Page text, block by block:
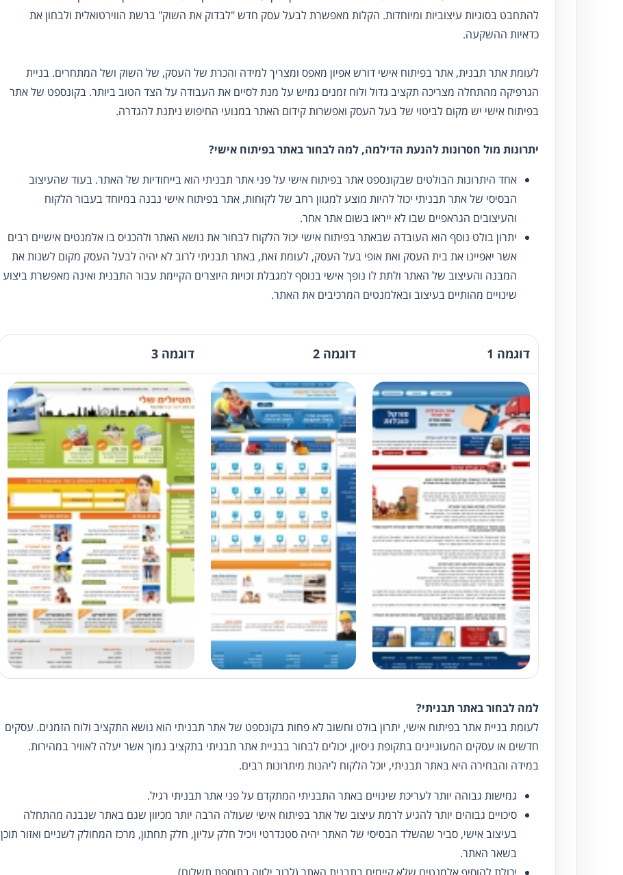
להתחבט בסוגיות עיצוביות ומיוחדות. הקלות מאפשרת לבעל עסק חדש "לבדוק את השוק" ברשת הווירטואלית ולבחון את
כדאיות ההשקעה.
לעומת אתר תבנית, אתר בפיתוח אישי דורש אפיון מאפס ומצריך למידה והכרת של העסק, של השוק ושל המתחרים. בניית
הגרפיקה מהתחלה מצריכה תקציב גדול ולוח זמנים גמיש על מנת לסיים את העבודה על הצד הטוב ביותר. בקונספט של אתר
בפיתוח אישי יש מקום לביטוי של בעל העסק ואפשרות קידום האתר במנועי החיפוש ניתנת להגדרה.
יתרונות מול חסרונות להנעת הדילמה, למה לבחור באתר בפיתוח אישי?
אחד היתרונות הבולטים שבקונספט אתר בפיתוח אישי על פני אתר תבניתי הוא בייחודיות של האתר. בעוד שהעיצוב
הבסיסי של אתר תבניתי יכול להיות מוצע למגוון רחב של לקוחות, אתר בפיתוח אישי נבנה במיוחד בעבור הלקוח
והעיצובים הגראפיים שבו לא ייראו בשום אתר אחר.
יתרון בולט נוסף הוא העובדה שבאתר בפיתוח אישי יכול הלקוח לבחור את נושא האתר ולהכניס בו אלמנטים אישיים רבים
אשר יאפיינו את בית העסק ואת אופי בעל העסק, לעומת זאת, באתר תבניתי לרוב לא יהיה לבעל העסק מקום לשנות את
המבנה והעיצוב של האתר ולתת לו נופך אישי בנוסף למגבלת זכויות היוצרים הקיימת עבור התבנית ואינה מאפשרת ביצוע
שינויים מהותיים בעיצוב ובאלמנטים המרכיבים את האתר.
דוגמה 1 דוגמה 2 דוגמה 3
למה לבחור באתר תבניתי?
לעומת בניית אתר בפיתוח אישי, יתרון בולט וחשוב לא פחות בקונספט של אתר תבניתי הוא נושא התקציב ולוח הזמנים. עסקים
חדשים או עסקים המעוניינים בתקופת ניסיון, יכולים לבחור בבניית אתר תבניתי בתקציב נמוך אשר יעלה לאוויר במהירות.
במידה והבחירה היא באתר תבניתי, יוכל הלקוח ליהנות מיתרונות רבים.
גמישות גבוהה יותר לעריכת שינויים באתר התבניתי המתקדם על פני אתר תבניתי רגיל.
סיכויים גבוהים יותר להגיע לרמת עיצוב של אתר בפיתוח אישי שעולה הרבה יותר מכיוון שגם באתר שנבנה מהתחלה
בעיצוב אישי, סביר שהשלד הבסיסי של האתר יהיה סטנדרטי ויכיל חלק עליון, חלק תחתון, מרכז המחולק לשניים ואזור תוכן
בשאר האתר.